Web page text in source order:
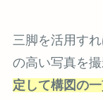
三脚を活用す
の高い写真を撮
定して構図の